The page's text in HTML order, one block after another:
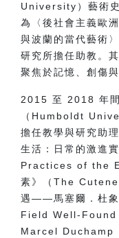
University ）藝術
為〈後社會主義歐
與波蘭的當代藝術〉
研究所擔任助教。
聚焦於記憶、創傷
2015 至 2018 年
（ Humboldt
擔任教學與研究助
生活：日常的激進
Practices of the
素》（ The
遇——馬塞爾．杜
Field Well-Found
Marcel Duchamp